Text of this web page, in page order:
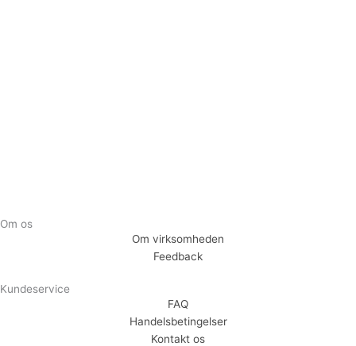
Om os
Om virksomheden
Feedback
Kundeservice
FAQ
Handelsbetingelser
Kontakt os